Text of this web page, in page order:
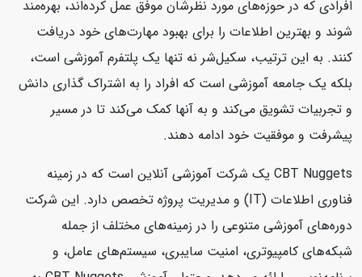
افرادی که در حوزه‌های مورد نظرشان موفق عمل کرده‌اند، بهره‌مند
شوند و بهترین اطلاعات را برای بهبود مهارت‌های خود دریافت
کنند. به این ترتیب، سکیل‌شر نه تنها یک پلتفرم آموزشی است،
بلکه یک جامعه آموزشی است که افراد را به اشتراک گذاری دانش
و تجربیات تشویق می‌کند و به آنها کمک می‌کند تا در مسیر
پیشرفت و موفقیت خود ادامه دهند.
CBT Nuggets یک شرکت آموزشی آنلاین است که در زمینه
فناوری اطلاعات (IT) و مدیریت پروژه تخصص دارد. این شرکت
دوره‌های آموزشی متنوعی را در زمینه‌های مختلف از جمله
شبکه‌های کامپیوتری، امنیت سایبری، سیستم‌های عامل، و